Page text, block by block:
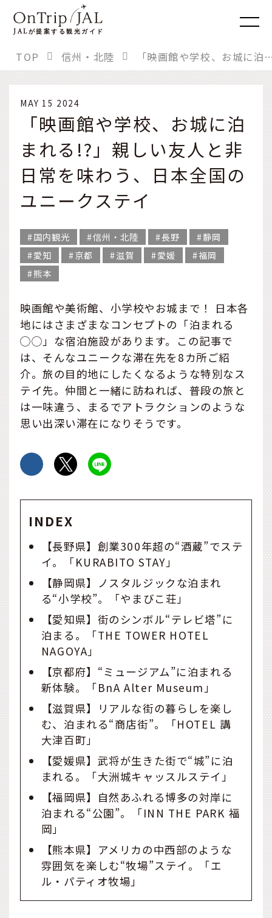
JALが提案する観光ガイド
TOP 信州・北陸 「映画館や学校、お城に泊まれる!?」親しい友
MAY 15 2024
「映画館や学校、お城に泊
まれる!?」親しい友人と非
日常を味わう、日本全国の
ユニークステイ
国内観光 信州・北陸 長野
静岡
愛知
京都 滋賀 愛媛
福岡
熊本
映画館や美術館、小学校やお城まで！ 日本各
地にはさまざまなコンセプトの「泊まれる
◯◯」な宿泊施設があります。この記事で
は、そんなユニークな滞在先を8カ所ご紹
介。旅の目的地にしたくなるような特別なス
テイ先。仲間と一緒に訪ねれば、普段の旅と
は一味違う、まるでアトラクションのような
思い出深い滞在になりそうです。
INDEX
【長野県】創業300年超の“酒蔵”でステ
イ。「KURABITO STAY」
【静岡県】ノスタルジックな泊まれ
る“小学校”。「やまびこ荘」
【愛知県】街のシンボル“テレビ塔”に
泊まる。「THE TOWER HOTEL
NAGOYA」
【京都府】“ミュージアム”に泊まれる
新体験。「BnA Alter Museum」
【滋賀県】リアルな街の暮らしを楽し
む、泊まれる“商店街”。「HOTEL 講
大津百町」
【愛媛県】武将が生きた街で“城”に泊
まれる。「大洲城キャッスルステイ」
【福岡県】自然あふれる博多の対岸に
泊まれる“公園”。「INN THE PARK 福
岡」
【熊本県】アメリカの中西部のような
雰囲気を楽しむ“牧場”ステイ。「エ
ル・パティオ牧場」